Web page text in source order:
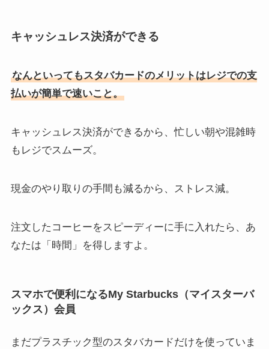
キャッシュレス決済ができる
なんといってもスタバカードのメリットはレジでの支
払いが簡単で速いこと。
キャッシュレス決済ができるから、忙しい朝や混雑時
もレジでスムーズ。
現金のやり取りの手間も減るから、ストレス減。
注文したコーヒーをスピーディーに手に入れたら、あ
なたは「時間」を得しますよ。
スマホで便利になるMy Starbucks（マイスターバ
ックス）会員
まだプラスチック型のスタバカードだけを使っていま